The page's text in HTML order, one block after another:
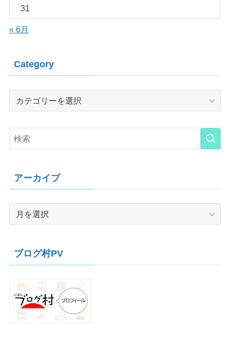
31
« 6月
Category
Category
アーカイブ
ブ
ブログ村PV